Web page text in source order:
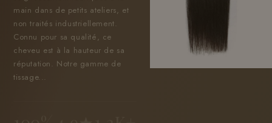
main dans de petits ateliers, et
non traités industriellement.
Connu pour sa qualité, ce
cheveu est à la hauteur de sa
réputation. Notre gamme de
tissage...